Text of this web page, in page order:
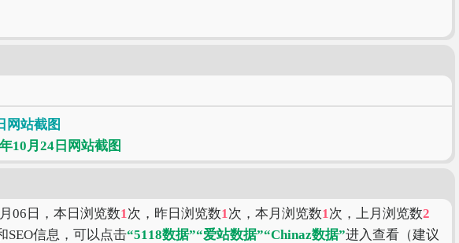
网站截图
06日，本日浏览数1次，昨日浏览数1次，本月浏览数1次，上月浏览数2
SEO信息，可以点击“5118数据”“爱站数据”“Chinaz数据”进入查看（建议